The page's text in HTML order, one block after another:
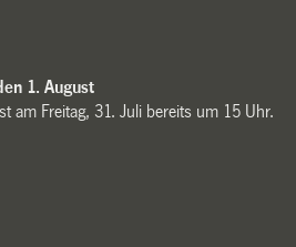
1. August
am Freitag, 31. Juli bereits um 15 Uhr.